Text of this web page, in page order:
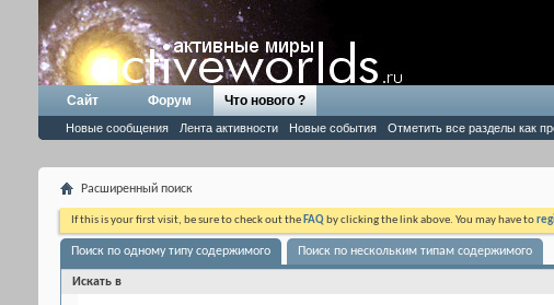
Сайт Форум Что нового ?
Новые сообщения Лента активности Новые события Отметить все разделы как
Расширенный поиск
If this is your first visit, be sure to check out the FAQ by clicking the link above. You may have to
Поиск по одному типу содержимого Поиск по нескольким типам содержимого
Искать в